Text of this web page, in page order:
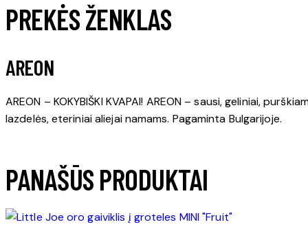
PREKĖS ŽENKLAS
AREON
AREON – KOKYBIŠKI KVAPAI! AREON – sausi, geliniai,
lazdelės, eteriniai aliejai namams. Pagaminta Bulgarijoje.
PANAŠŪS PRODUKTAI